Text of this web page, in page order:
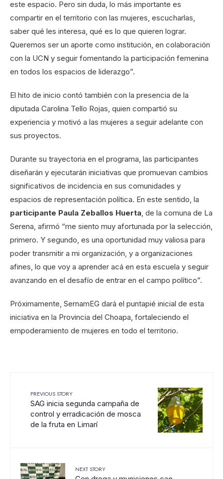
este espacio. Pero sin duda, lo más importante es
compartir en el territorio con las mujeres, escucharlas,
saber qué les interesa, qué es lo que quieren lograr.
Queremos ser un aporte como institución, en colaboración
con la UCN y seguir fomentando la participación femenina
en todos los espacios de liderazgo”.
El hito de inicio contó también con la presencia de la
diputada Carolina Tello Rojas, quien compartió su
experiencia y motivó a las mujeres a seguir adelante con
sus proyectos.
Durante su trayectoria en el programa, las participantes
diseñarán y ejecutarán iniciativas que promuevan cambios
significativos de incidencia en sus comunidades y
espacios de representación política. En este sentido, la
participante Paula Zeballos Huerta, de la comuna de La
Serena, afirmó “me siento muy afortunada por la selección,
primero. Y segundo, es una oportunidad muy valiosa para
poder transmitir a mi organización, y a organizaciones
afines, lo que voy a aprender acá en esta escuela y seguir
avanzando en el desafío de entrar en el campo político”.
Próximamente, SernamEG dará el puntapié inicial de esta
iniciativa en la Provincia del Choapa, fortaleciendo el
empoderamiento de mujeres en todo el territorio.
PREVIOUS STORY
SAG inicia segunda campaña de
control y erradicación de mosca
de la fruta en Limarí
NEXT STORY